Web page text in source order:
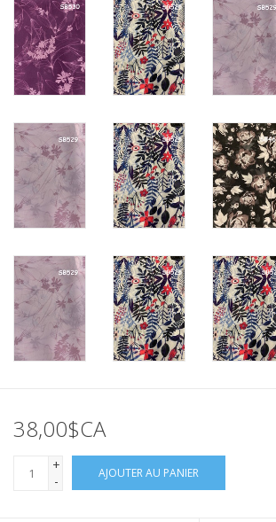
38,00$CA
+
-
AJOUTER AU PANIER